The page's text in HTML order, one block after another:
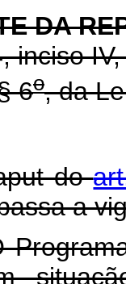
DA
inciso
6o, da
do
a